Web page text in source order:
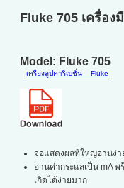
Fluke 705 เครื่อง
Model: Fluke 705
เครื่องลูปคาริเบชั่น Fluke
จอแสดงผลที่ใหญ่อ่านง่า
อ่านค่ากระแสเป็น mA
เกิดได้ง่ายมาก